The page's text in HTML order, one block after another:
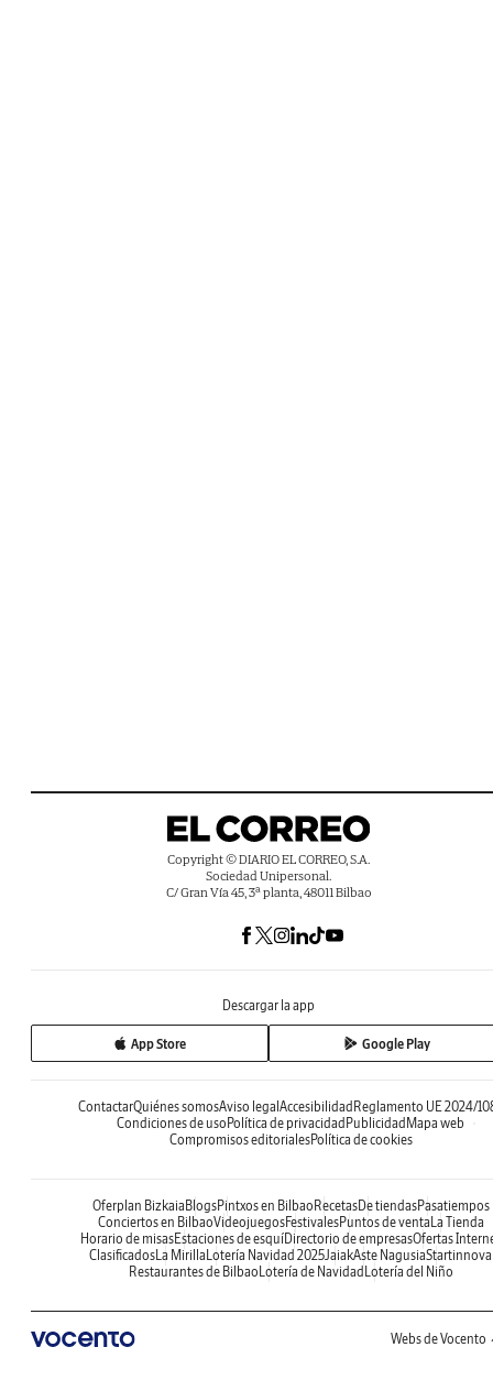
Copyright © DIARIO EL CORREO, S.A.
Sociedad Unipersonal.
C/ Gran Vía 45, 3ª planta, 48011 Bilbao
Descargar la app
App Store Google Play
ContactarQuiénes somosAviso legal Accesibilidad Reglamento UE 2024/
Condiciones de uso Política de privacidad Publicidad Mapa web
Compromisos editorialesPolítica de cookies
Oferplan Bizkaia BlogsPintxos en Bilbao RecetasDe tiendasPasatiempos
Conciertos en BilbaoVideojuegosFestivalesPuntos de venta La Tienda
Horario de misasEstaciones de esquíDirectorio de empresasOfertas
ClasificadosLa Mirilla Lotería Navidad 2025JaiakAste NagusiaStartinnova
Restaurantes de Bilbao Lotería de Navidad Lotería del Niño
Webs de Vocento